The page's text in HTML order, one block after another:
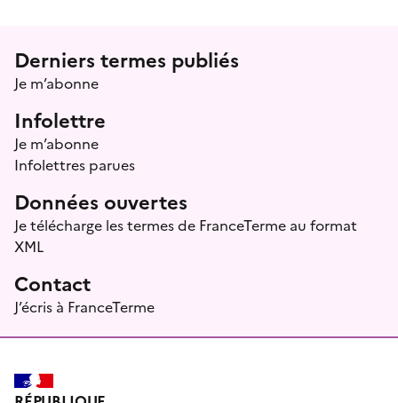
Menu prefooter
Derniers termes publiés
Je m’abonne
Infolettre
Je m’abonne
Infolettres parues
Données ouvertes
Je télécharge les termes de FranceTerme au format
XML
Contact
J’écris à FranceTerme